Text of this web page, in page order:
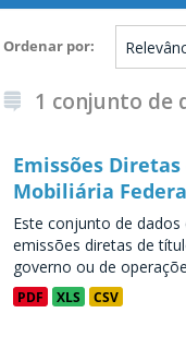
Ordenar por
1 conjunto de
Emissões
Mobiliária
Este conjunto de
emissões diretas de
governo ou de
PDF XLS CSV